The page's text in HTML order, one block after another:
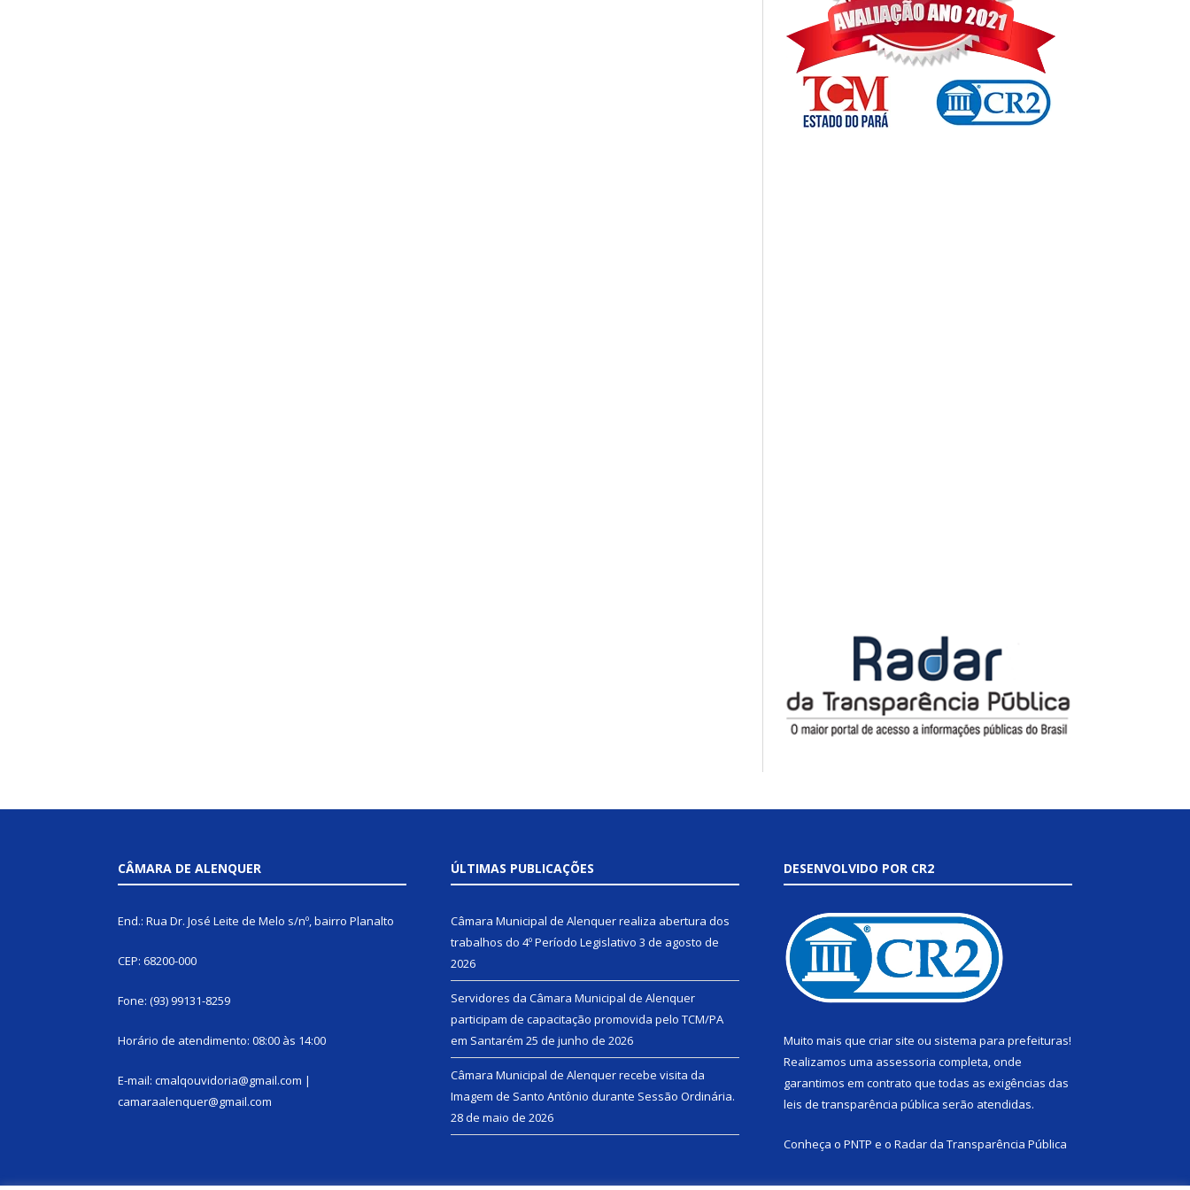
CÂMARA DE ALENQUER
End.: Rua Dr. José Leite de Melo s/nº, bairro Planalto
CEP: 68200-000
Fone: (93) 99131-8259
Horário de atendimento: 08:00 às 14:00
E-mail: cmalqouvidoria@gmail.com |
camaraalenquer@gmail.com
ÚLTIMAS PUBLICAÇÕES
Câmara Municipal de Alenquer realiza abertura dos
trabalhos do 4º Período Legislativo 3 de agosto de
2026
Servidores da Câmara Municipal de Alenquer
participam de capacitação promovida pelo TCM/PA
em Santarém 25 de junho de 2026
Câmara Municipal de Alenquer recebe visita da
Imagem de Santo Antônio durante Sessão Ordinária.
28 de maio de 2026
DESENVOLVIDO POR CR2
Muito mais que criar site ou sistema para prefeituras!
Realizamos uma assessoria completa, onde
garantimos em contrato que todas as exigências das
leis de transparência pública serão atendidas.
Conheça o PNTP e o Radar da Transparência Pública